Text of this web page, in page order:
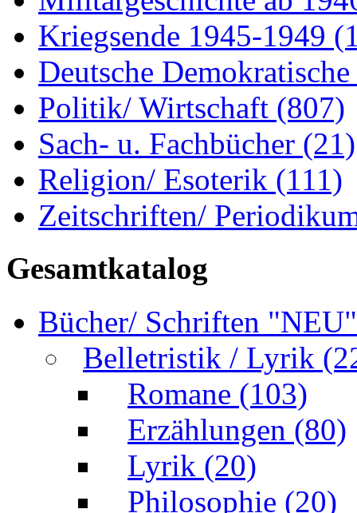
Kriegsende 1945-1949
Deutsche
Politik/ Wirtschaft (807)
Sach- u. Fachbücher (21)
Religion/ Esoterik (111)
Zeitschriften/
Gesamtkatalog
Bücher/ Schriften
Belletristik / Lyrik
Romane (103)
Erzählungen (80)
Lyrik (20)
Philosophie (20)